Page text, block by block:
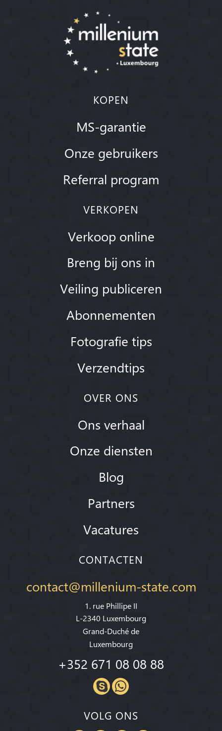
KOPEN
MS-garantie
Onze gebruikers
Referral program
VERKOPEN
Verkoop online
Breng bij ons in
Veiling publiceren
Abonnementen
Fotografie tips
Verzendtips
OVER ONS
Ons verhaal
Onze diensten
Blog
Partners
Vacatures
CONTACTEN
contact@millenium-state.com
1. rue Phillipe II
L-2340 Luxembourg
Grand-Duché de
Luxembourg
+352 671 08 08 88
VOLG ONS